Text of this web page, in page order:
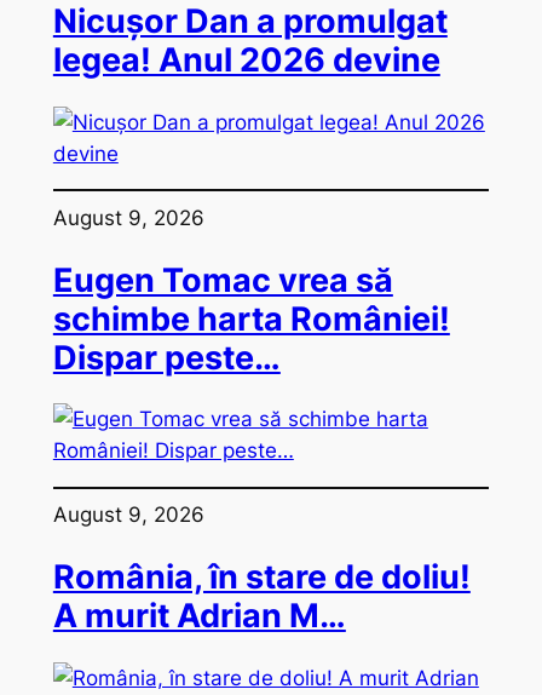
Nicușor Dan a promulgat
legea! Anul 2026 devine
August 9, 2026
Eugen Tomac vrea să
schimbe harta României!
Dispar peste…
August 9, 2026
România, în stare de doliu!
A murit Adrian M…